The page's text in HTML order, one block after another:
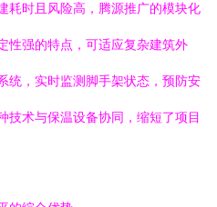
耗时且风险高，腾源推广的模块化
性强的特点，可适应复杂建筑外
统，实时监测脚手架状态，预防安
技术与保温设备协同，缩短了项目